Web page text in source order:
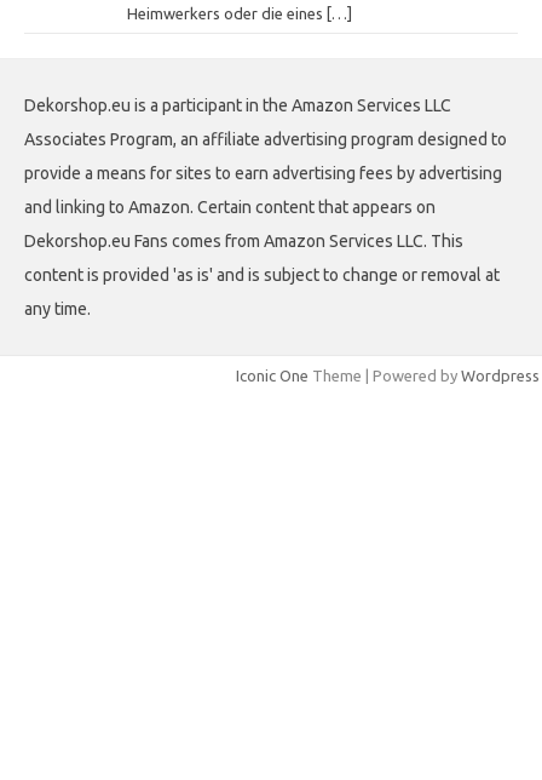
Heimwerkers oder die eines […]
Dekorshop.eu is a participant in the Amazon Services LLC
Associates Program, an affiliate advertising program designed to
provide a means for sites to earn advertising fees by advertising
and linking to Amazon. Certain content that appears on
Dekorshop.eu Fans comes from Amazon Services LLC. This
content is provided 'as is' and is subject to change or removal at
any time.
Iconic One Theme | Powered by Wordpress